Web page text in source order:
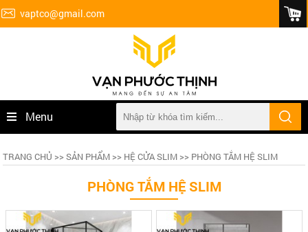
vaptco@gmail.com
Menu
TRANG CHỦ >>SẢN PHẨM >> HỆ CỬA SLIM >> PHÒNG TẮM HỆ SLIM
PHÒNG TẮM HỆ SLIM